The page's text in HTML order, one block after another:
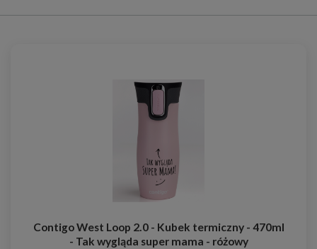
Contigo West Loop 2.0 - Kubek termiczny - 470ml
- Tak wygląda super mama - różowy